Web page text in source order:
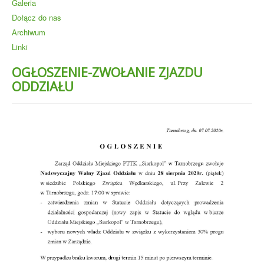
Galeria
Dołącz do nas
Archiwum
Linki
OGŁOSZENIE-ZWOŁANIE ZJAZDU
ODDZIAŁU